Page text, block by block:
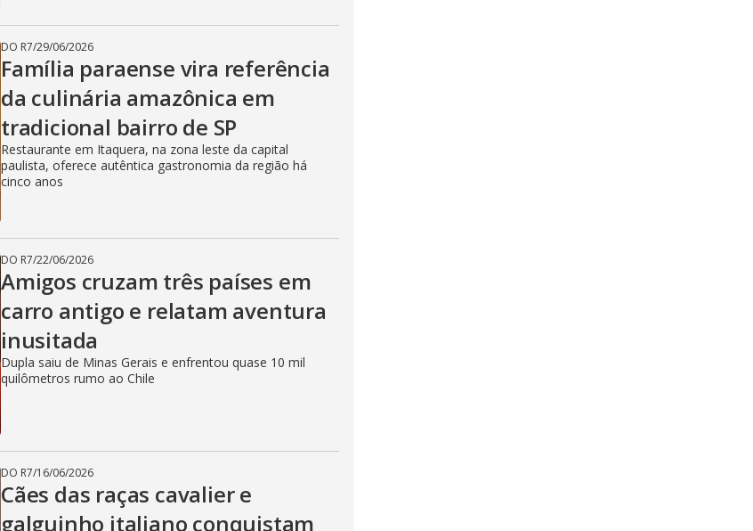
DO R7/29/06/2026
Família paraense vira referência
da culinária amazônica em
tradicional bairro de SP
Restaurante em Itaquera, na zona leste da capital
paulista, oferece autêntica gastronomia da região há
cinco anos
DO R7/22/06/2026
Amigos cruzam três países em
carro antigo e relatam aventura
inusitada
Dupla saiu de Minas Gerais e enfrentou quase 10 mil
quilômetros rumo ao Chile
DO R7/16/06/2026
Cães das raças cavalier e
galguinho italiano conquistam